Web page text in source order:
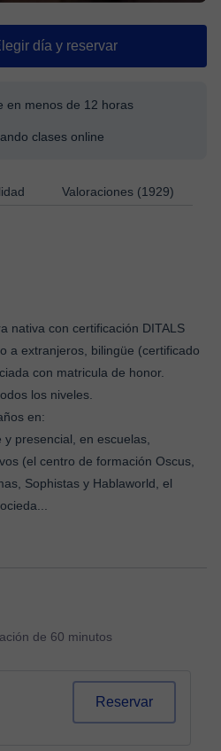
día y reservar
en menos de 12 horas
clases online
Valoraciones (1929)
nativa con certificación DITALS
a extranjeros, bilingüe (certificado
con matricula de honor.
los niveles.
en:
presencial, en escuelas,
(el centro de formación Oscus,
Sophistas y Hablaworld, el
de 60 minutos
Reservar